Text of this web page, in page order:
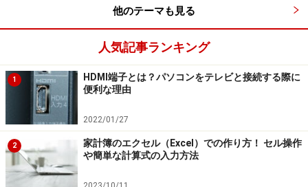
他のテーマも見る
人気記事ランキング
1
HDMI端子とは？パソコンをテレビと接続する際に
便利な理由
2022/01/27
2
家計簿のエクセル（Excel）での作り方！ セル操作
や簡単な計算式の入力方法